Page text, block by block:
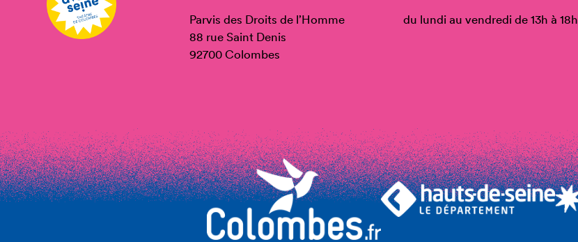
Parvis des Droits de l’Homme
88 rue Saint Denis
92700 Colombes
du lundi au vendredi de 13h à 18h